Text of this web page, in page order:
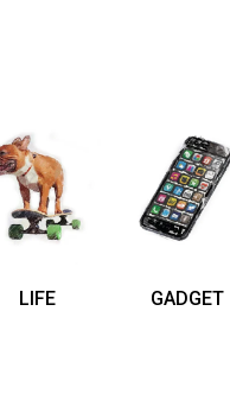
LIFE GADGET